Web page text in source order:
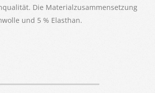
Die Materialzusammensetzung
und 5 % Elasthan.